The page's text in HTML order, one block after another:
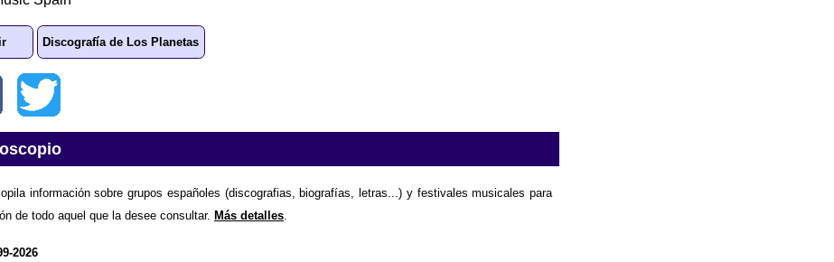
Discografía de Los Planetas
información sobre grupos españoles (discografias, biografías, letras...) y festivales musicales para
de todo aquel que la desee consultar. Más detalles.
2026